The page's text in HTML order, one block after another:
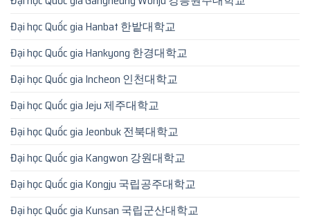
Đại học Quốc gia Hanbat 한밭대학교
Đại học Quốc gia Hankyong 한경대학교
Đại học Quốc gia Incheon 인천대학교
Đại học Quốc gia Jeju 제주대학교
Đại học Quốc gia Jeonbuk 전북대학교
Đại học Quốc gia Kangwon 강원대학교
Đại học Quốc gia Kongju 국립공주대학교
Đại học Quốc gia Kunsan 국립군산대학교